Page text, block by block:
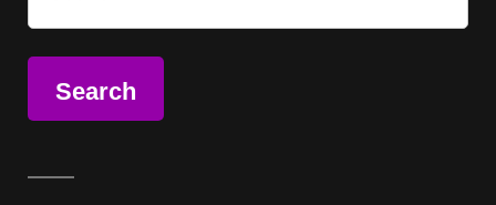
for: